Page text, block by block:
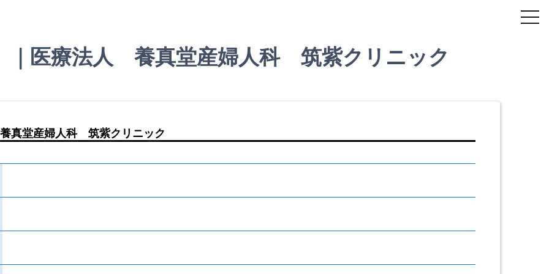
｜医療法人 養真堂産婦人科 筑紫クリニック
真堂産婦人科 筑紫クリニック